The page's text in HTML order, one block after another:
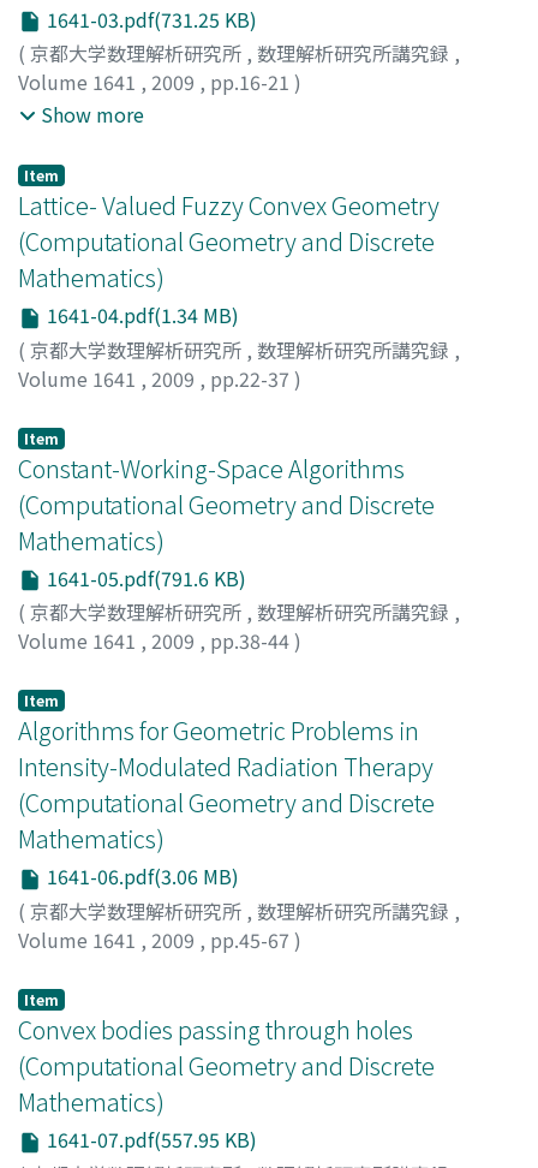
1641-03.pdf(731.25 KB)
( 京都大学数理解析研究所 , 数理解析研究所講究録 ,
Volume 1641 , 2009 , pp.16-21 )
Matsumoto, Yoshitake
マツモト, ヨシタケ
Show more
Item
Lattice- Valued Fuzzy Convex Geometry
(Computational Geometry and Discrete
Mathematics)
1641-04.pdf(1.34 MB)
( 京都大学数理解析研究所 , 数理解析研究所講究録 ,
Volume 1641 , 2009 , pp.22-37 )
Item
Constant-Working-Space Algorithms
(Computational Geometry and Discrete
Mathematics)
1641-05.pdf(791.6 KB)
( 京都大学数理解析研究所 , 数理解析研究所講究録 ,
Volume 1641 , 2009 , pp.38-44)
Item
Algorithms for Geometric Problems in
Intensity-Modulated Radiation Therapy
(Computational Geometry and Discrete
Mathematics)
1641-06.pdf(3.06 MB)
( 京都大学数理解析研究所 , 数理解析研究所講究録 ,
Volume 1641 , 2009 , pp.45-67 )
Item
Convex bodies passing through holes
(Computational Geometry and Discrete
Mathematics)
1641-07.pdf(557.95 KB)